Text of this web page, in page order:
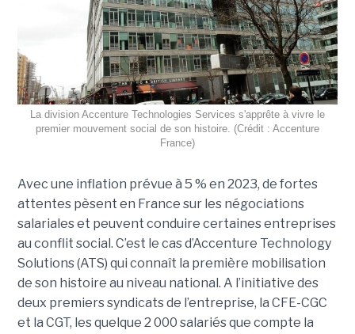
La division Accenture Technologies Services s'apprête à vivre le
premier mouvement social de son histoire. (Crédit : Accenture
France)
Avec une inflation prévue à 5 % en 2023, de fortes
attentes pèsent en France sur les négociations
salariales et peuvent conduire certaines entreprises
au conflit social. C’est le cas d’Accenture Technology
Solutions (ATS) qui connaît la première mobilisation
de son histoire au niveau national. A l’initiative des
deux premiers syndicats de l’entreprise, la CFE-CGC
et la CGT, les quelque 2 000 salariés que compte la